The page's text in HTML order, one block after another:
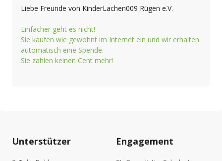
Liebe Freunde von KinderLachen009 Rügen e.V.
Einfacher geht es nicht!
Sie kaufen wie gewohnt im Internet ein und wir erhalten
automatisch eine Spende.
Sie zahlen keinen Cent mehr!
Unterstützer Engagement